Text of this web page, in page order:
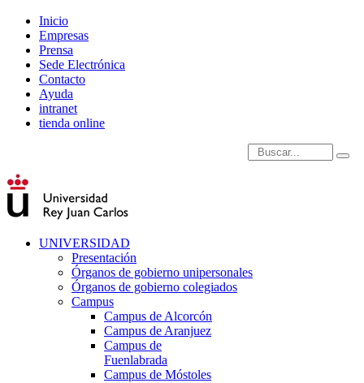
Inicio
Empresas
Prensa
Sede Electrónica
Contacto
Ayuda
intranet
tienda online
Introduce términos de
UNIVERSIDAD
Presentación
Órganos de gobierno unipersonales
Órganos de gobierno colegiados
Campus
Campus de Alcorcón
Campus de Aranjuez
Campus de
Fuenlabrada
Campus de Móstoles